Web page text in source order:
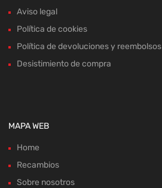
Aviso legal
Política de cookies
Política de devoluciones y reembolsos
Desistimiento de compra
MAPA WEB
Home
Recambios
Sobre nosotros